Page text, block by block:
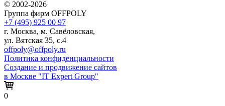
© 2002-2026
Группа фирм OFFPOLY
+7 (495) 925 00 97
г. Москва, м. Савёловская,
ул. Вятская 35, с.4
offpoly@offpoly.ru
Политика конфиденциальности
Создание и продвижение сайтов
в Москве "IT Expert Group"
0